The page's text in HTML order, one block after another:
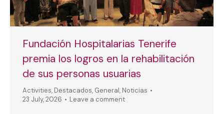
Fundación Hospitalarias Tenerife
premia los logros en la rehabilitación
de sus personas usuarias
Activities, Destacados, General, Noticias
23 July, 2026
Leave a comment